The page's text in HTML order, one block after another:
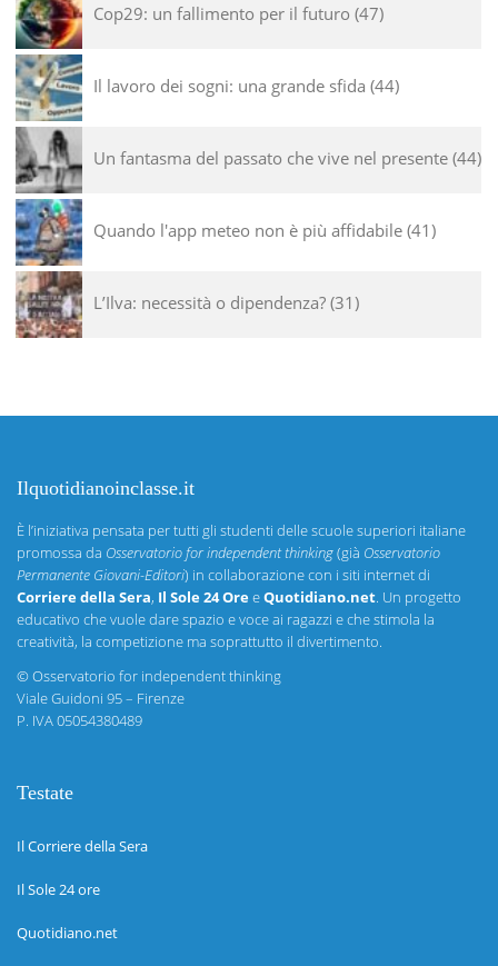
Cop29: un fallimento per il futuro 47
Il lavoro dei sogni: una grande sfida 44
Un fantasma del passato che vive nel presente 44
Quando l'app meteo non è più affidabile 41
L’Ilva: necessità o dipendenza? 31
Ilquotidianoinclasse.it
È l’iniziativa pensata per tutti gli studenti delle scuole superiori italiane
promossa da Osservatorio for independent thinking(già Osservatorio
Permanente Giovani-Editori) in collaborazione con i siti internet di
Corriere della Sera, Il Sole 24 OreeQuotidiano.net. Un progetto
educativo che vuole dare spazio e voce ai ragazzi e che stimola la
creatività, la competizione ma soprattutto il divertimento.
©Osservatorio for independent thinking
Viale Guidoni 95 – Firenze
P. IVA 05054380489
Testate
Il Corriere della Sera
Il Sole 24 ore
Quotidiano.net